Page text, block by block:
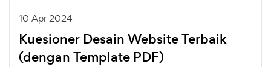
10 Apr 2024
Kuesioner Desain Website Terbaik
(dengan Template PDF)